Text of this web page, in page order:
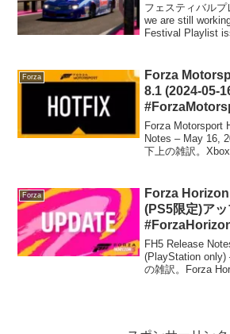
フェスティバル
we are still
Festival Playlist
Forza
Forza
8.1 (2024-05-
Forza Motorsport
Notes – May 16,
下上の雑訳。
Forza
Forza
(PS5限定)アッ
FH5 Release
(PlayStation only)
の雑訳。Forza